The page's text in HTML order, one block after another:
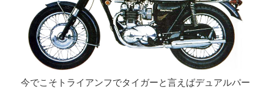
今でこそトライアンフでタイガーと言えばデュアルパー